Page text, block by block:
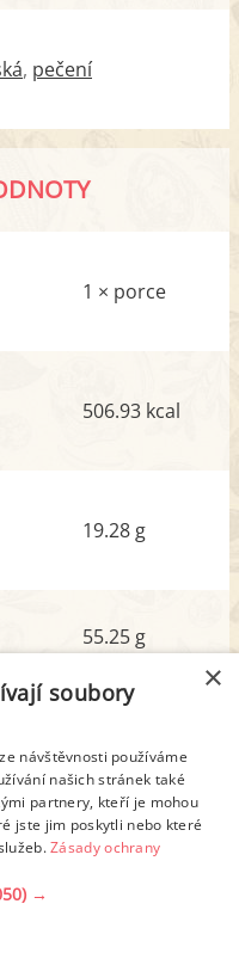
pečení
1 × porce
506.93 kcal
19.28 g
55.25 g
6.95 g
22.29 g
8.71 g
×
soubory
návštěvnosti používáme
našich stránek také
partnery, kteří je mohou
jste jim poskytli nebo které
Zásady ochrany
→